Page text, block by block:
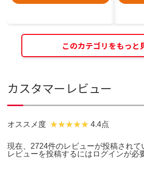
このカテゴリをもっと
カスタマーレビュー
オススメ度 4.4点
現在、2724件のレビューが投稿されて
レビューを投稿するには ログインが必